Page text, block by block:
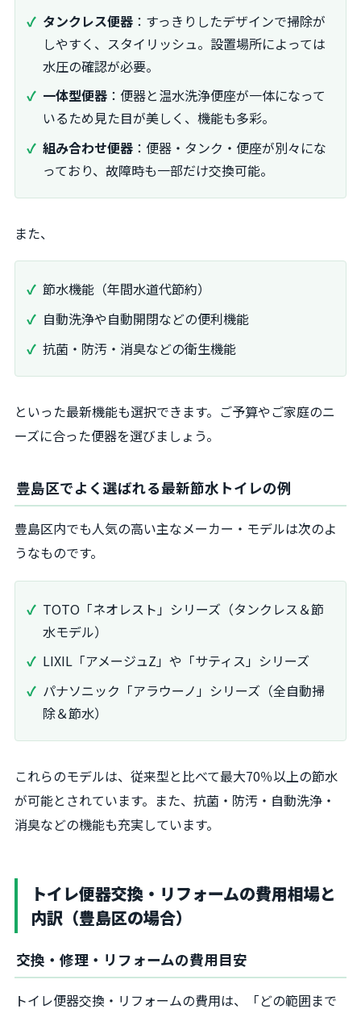
タンクレス便器 ：すっきりしたデザインで掃除が
しやすく、スタイリッシュ。設置場所によっては
水圧の確認が必要。
一体型便器 ：便器と温水洗浄便座が一体になって
いるため見た目が美しく、機能も多彩。
組み合わせ便器 ：便器・タンク・便座が別々にな
っており、故障時も一部だけ交換可能。
また、
節水機能（年間水道代節約）
自動洗浄や自動開閉などの便利機能
抗菌・防汚・消臭などの衛生機能
といった最新機能も選択できます。ご予算やご家庭のニ
ーズに合った便器を選びましょう。
豊島区でよく選ばれる最新節水トイレの例
豊島区内でも人気の高い主なメーカー・モデルは次のよ
うなものです。
TOTO「ネオレスト」シリーズ（タンクレス＆節
水モデル）
LIXIL「アメージュZ」や「サティス」シリーズ
パナソニック「アラウーノ」シリーズ（全自動掃
除＆節水）
これらのモデルは、従来型と比べて最大70％以上の節水
が可能とされています。また、抗菌・防汚・自動洗浄・
消臭などの機能も充実しています。
トイレ便器交換・リフォームの費用相場と
内訳（豊島区の場合）
交換・修理・リフォームの費用目安
トイレ便器交換・リフォームの費用は、「どの範囲まで